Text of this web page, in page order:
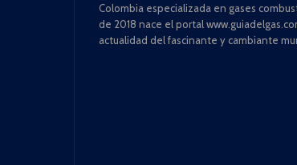
Colombia especializada en gases
de 2018 nace el portal
actualidad del fascinante y cambiante